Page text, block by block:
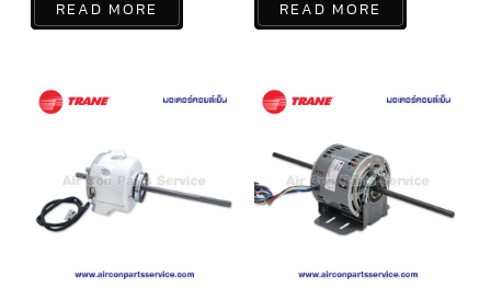
เตอร์
ดราย
เอ
แมก
เตอร์
แค
ปา
ซิ
READ MORE READ MORE